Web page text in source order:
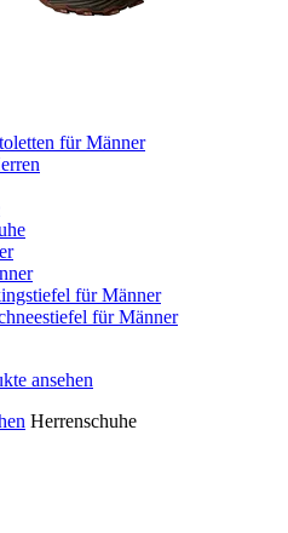
für Männer
für Männer
für Männer
Herrenschuhe